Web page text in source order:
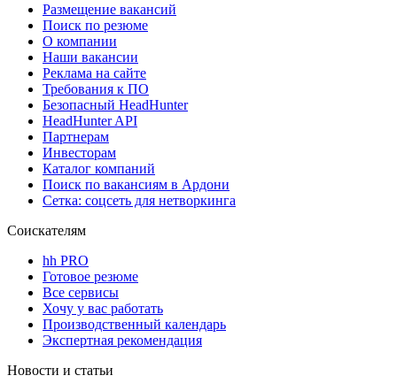
Размещение вакансий
Поиск по резюме
О компании
Наши вакансии
Реклама на сайте
Требования к ПО
Безопасный HeadHunter
HeadHunter API
Партнерам
Инвесторам
Каталог компаний
Поиск по вакансиям в Ардони
Сетка: соцсеть для нетворкинга
Соискателям
hh PRO
Готовое резюме
Все сервисы
Хочу у вас работать
Производственный календарь
Экспертная рекомендация
Новости и статьи